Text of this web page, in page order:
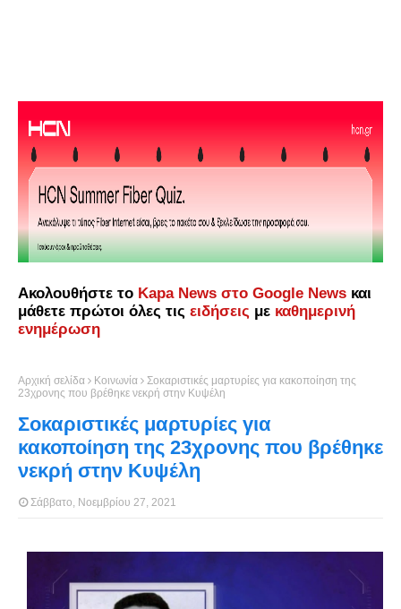
Ακολουθήστε το Kapa News στο Google News και
μάθετε πρώτοι όλες τις ειδήσεις με καθημερινή
ενημέρωση
Αρχική σελίδα Κοινωνία
Σοκαριστικές μαρτυρίες για κακοποίηση της
23χρονης που βρέθηκε νεκρή στην Κυψέλη
Σοκαριστικές μαρτυρίες για
κακοποίηση της 23χρονης που βρέθηκε
νεκρή στην Κυψέλη
Σάββατο, Νοεμβρίου 27, 2021